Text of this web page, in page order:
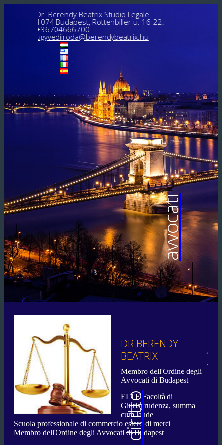
Dr. Berendy Beatrix Studio Legale
1074 Budapest, Rottenbiller u. 16-22.
+36704666700
ugyvediiroda@berendybeatrix.hu
avvocati
DR.BERENDY
BEATRIX
Membro dell'Ordine degli
Avvocati di Budapest
ELTE Facoltà di
Giurisprudenza, summa
cum laude
Scuola professionale di commercio estero di merci
Membro dell'Ordine degli Avvocati di Budapest